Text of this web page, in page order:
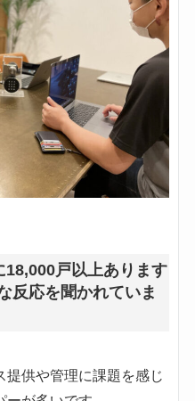
戸以上あります
反応を聞かれていま
提供や管理に課題を感じ